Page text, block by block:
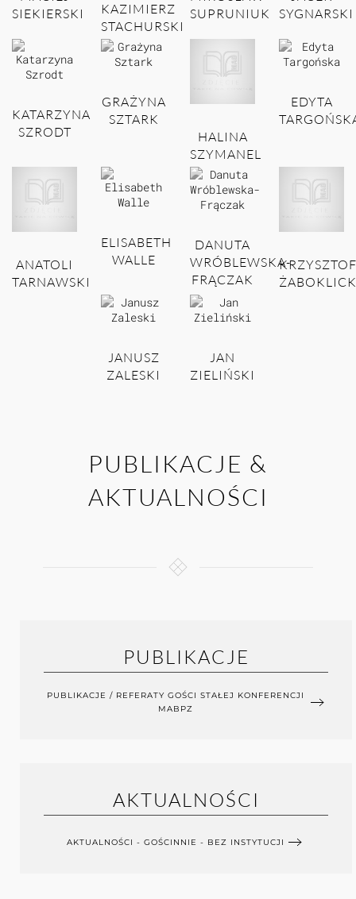
SIEKIERSKI
KAZIMIERZ
STACHURSKI
SUPRUNIUK
SYGNARSKI
KATARZYNA
SZRODT
GRAŻYNA
SZTARK
HALINA
SZYMANEL
EDYTA
ANATOLI
TARNAWSKI
ELISABETH
WALLE
DANUTA
WRÓBLEWSKA-
FRĄCZAK
KRZYSZTOF
JANUSZ
ZALESKI
JAN
ZIELIŃSKI
PUBLIKACJE &
AKTUALNOŚCI
PUBLIKACJE
PUBLIKACJE / REFERATY GOŚCI STAŁEJ KONFERENCJI
MABPZ
AKTUALNOŚCI
AKTUALNOŚCI - GOŚCINNIE - BEZ INSTYTUCJI